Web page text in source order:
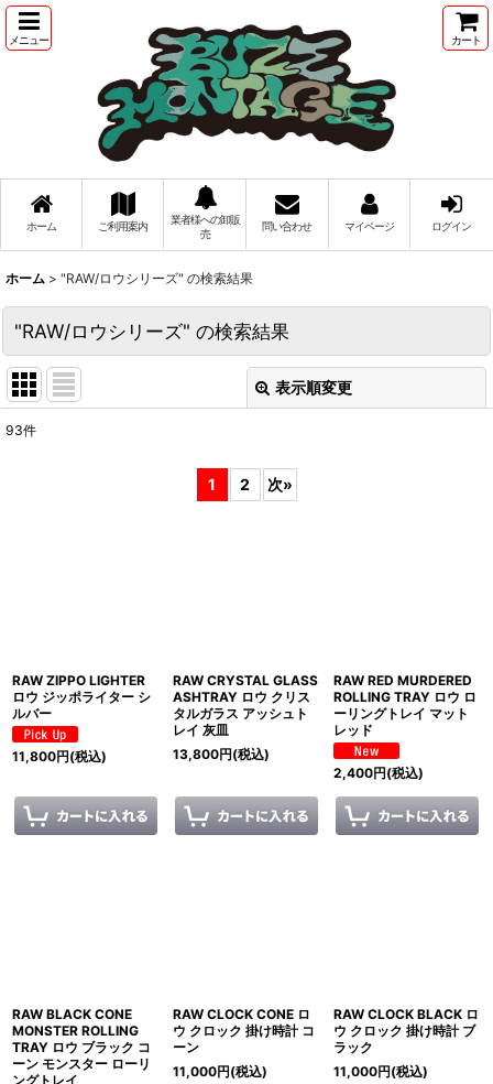
メニュー カート
ホーム ご利用案内
業者様への卸販
売
問い合わせ マイページ ログイン
ホーム > "RAW/ロウシリーズ" の検索結果
"RAW/ロウシリーズ" の検索結果
表示順変更
93件
1 2 次»
RAW ZIPPO LIGHTER
ロウ ジッポライター シ
ルバー
11,800円(税込)
RAW CRYSTAL GLASS
ASHTRAY ロウ クリス
タルガラス アッシュト
レイ 灰皿
13,800円(税込)
RAW RED MURDERED
ROLLING TRAY ロウ ロ
ーリングトレイ マット
レッド
2,400円(税込)
RAW BLACK CONE
MONSTER ROLLING
TRAY ロウ ブラック コ
ーン モンスター ローリ
ングトレイ
RAW CLOCK CONE ロ
ウ クロック 掛け時計 コ
ーン
11,000円(税込)
RAW CLOCK BLACK ロ
ウ クロック 掛け時計 ブ
ラック
11,000円(税込)